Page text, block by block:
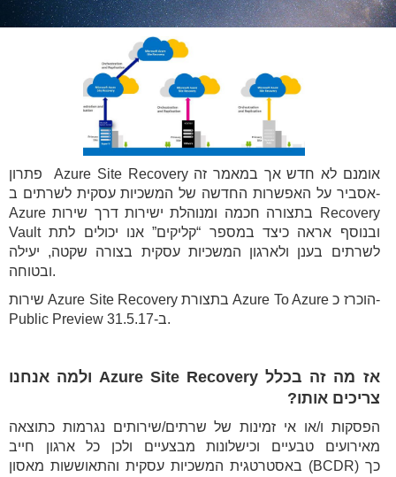
פתרון Azure Site Recovery אומנם לא חדש אך במאמר זה
אסביר על האפשרות החדשה של המשכיות עסקית לשרתים ב-
Azure בתצורה חכמה ומנוהלת ישירות דרך שירות Recovery
Vault ובנוסף אראה כיצד במספר “קליקים” אנו יכולים לתת
לשרתים בענן ולארגון המשכיות עסקית בצורה שקטה, יעילה
ובטוחה.
שירות Azure Site Recovery בתצורת Azure To Azure הוכרז כ-
Public Preview ב-31.5.17.
אז מה זה בכלל Azure Site Recovery ולמה אנחנו
צריכים אותו?
הפסקות ו/או אי זמינות של שרתים/שירותים נגרמות כתוצאה
מאירועים טבעיים וכישלונות מבצעיים ולכן כל ארגון חייב
באסטרטגית המשכיות עסקית והתאוששות מאסון (BCDR) כך